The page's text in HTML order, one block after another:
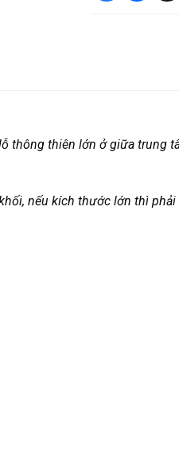
thông thiên lớn ở giữa trung
nếu kích thước lớn thì